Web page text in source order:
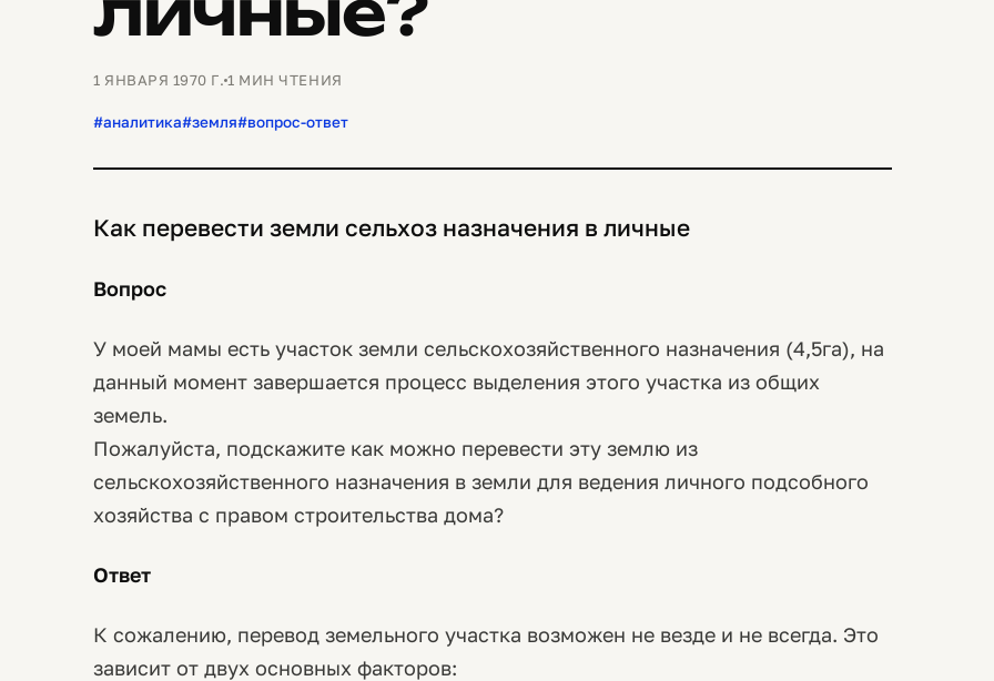
1 ЯНВАРЯ 1970 Г.1 МИН ЧТЕНИЯ
#аналитика#земля#вопрос-ответ
Как перевести земли сельхоз назначения в личные
Вопрос
У моей мамы есть участок земли сельскохозяйственного назначения (4,5га), на
данный момент завершается процесс выделения этого участка из общих
земель.
Пожалуйста, подскажите как можно перевести эту землю из
сельскохозяйственного назначения в земли для ведения личного подсобного
хозяйства с правом строительства дома?
Ответ
К сожалению, перевод земельного участка возможен не везде и не всегда. Это
зависит от двух основных факторов: